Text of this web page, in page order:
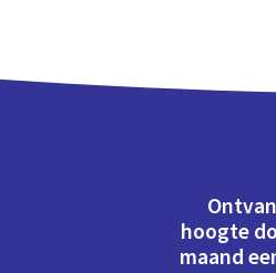
hoogte
maand